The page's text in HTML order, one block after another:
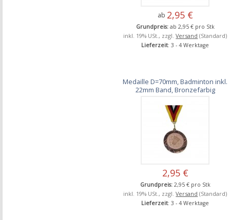
ab 2,95 €
Grundpreis: ab 2,95 € pro Stk
inkl. 19% USt., zzgl.Versand (Standard)
Lieferzeit: 3 - 4 Werktage
Medaille D=70mm, Badminton inkl.
22mm Band, Bronzefarbig
2,95 €
Grundpreis: 2,95 € pro Stk
inkl. 19% USt., zzgl.Versand (Standard)
Lieferzeit: 3 - 4 Werktage